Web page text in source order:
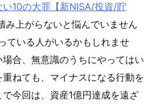
10の大罪【新NISA/投資/貯
み上がらないと悩んでいません
ている人がいるかもしれませ
合、無意識のうちにやってはい
ねても、マイナスになる行動を
今回は、資産1億円達成を遠ざ